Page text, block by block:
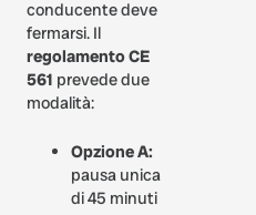
conducente deve
fermarsi. Il
regolamento CE
561 prevede due
modalità:
Opzione A:
pausa unica
di 45 minuti